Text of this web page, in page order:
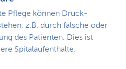
Pflege können Druck-
z.B. durch falsche oder
des Patienten. Dies ist
Spitalaufenthalte.